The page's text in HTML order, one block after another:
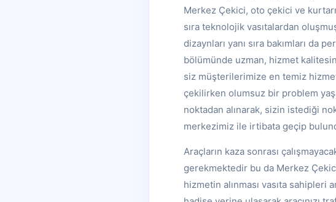
Merkez Çekici, oto çekici ve
sıra teknolojik vasıtalardan
dizaynları yanı sıra bakımları da
bölümünde uzman, hizmet
siz müşterilerimize en temiz
çekilirken olumsuz bir problem
noktadan alınarak, sizin istediği
merkezimiz ile irtibata geçip
Araçların kaza sonrası
gerekmektedir bu da Merkez
hizmetin alınması vasıta